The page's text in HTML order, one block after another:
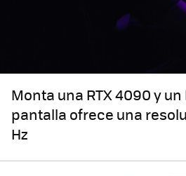
Monta una RTX 4090 y
pantalla ofrece una
Hz